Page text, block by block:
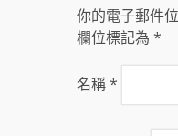
你的電子郵件
欄位標記為 *
名稱*